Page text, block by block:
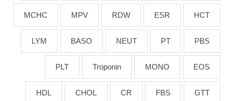
HCT
ESR
RDW
MPV
MCHC
PBS
PT
NEUT
BASO
LYM
EOS
MONO
Troponin
PLT
GTT
FBS
CR
CHOL
HDL